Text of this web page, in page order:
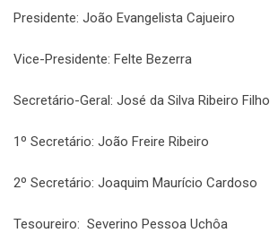
Presidente: João Evangelista Cajueiro
Vice-Presidente: Felte Bezerra
Secretário-Geral: José da Silva Ribeiro Filho
1º Secretário: João Freire Ribeiro
2º Secretário: Joaquim Maurício Cardoso
Tesoureiro: Severino Pessoa Uchôa